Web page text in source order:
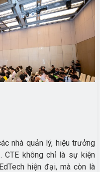
nhà quản lý, hiệu trưởng
CTE không chỉ là sự kiện
hiện đại, mà còn là